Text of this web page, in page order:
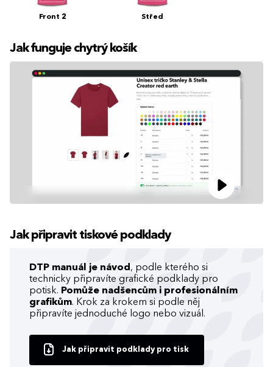
Front 2 Střed
Jak funguje chytrý košík
Jak připravit tiskové podklady
DTP manuál je návod , podle kterého si
technicky připravíte grafické podklady pro
potisk. Pomůže nadšencům i profesionálním
grafikům. Krok za krokem si podle něj
připravíte jednoduché logo nebo vizuál.
Jak připravit podklady pro tisk